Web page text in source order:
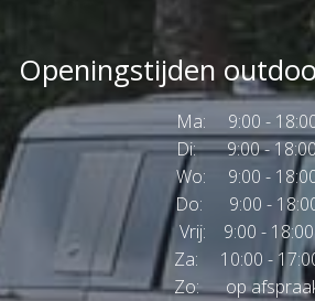
Openingstijden
Ma: 9:00 -
Di: 9:00 -
Wo: 9:00 -
Do: 9:00 -
Vrij: 9:00 - 18:00
Za: 10:00 -
Zo: op